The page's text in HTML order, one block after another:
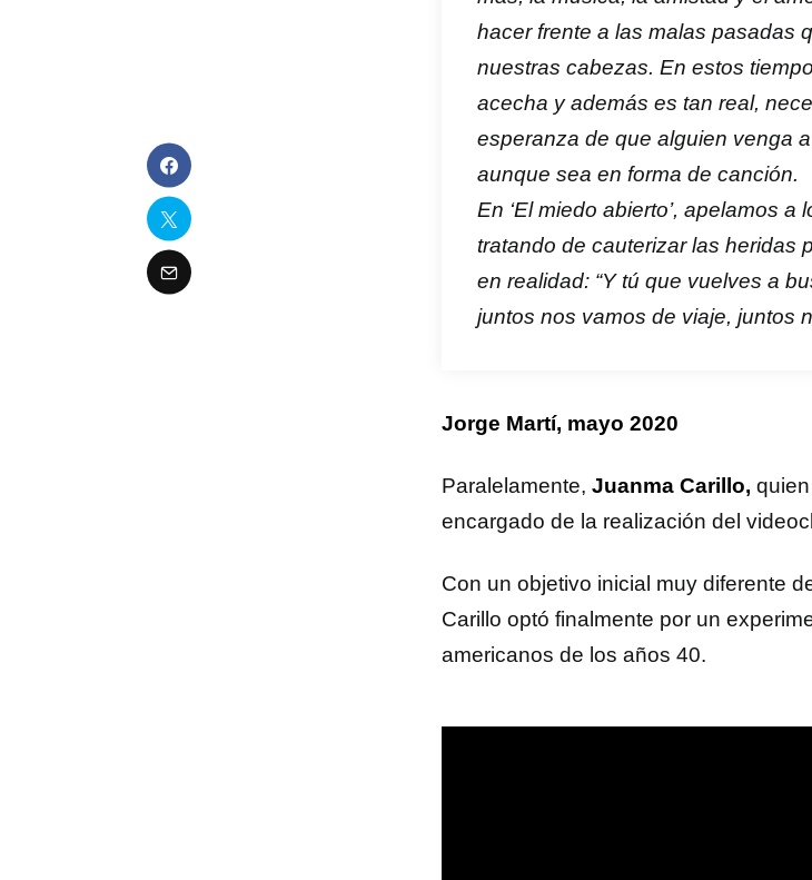
hacer frente a las malas pasadas
nuestras cabezas. En estos
acecha y además es tan real,
esperanza de que alguien venga
aunque sea en forma de canción.
En ‘El miedo abierto’, apelamos
tratando de cauterizar las heridas
en realidad: “Y tú que vuelves a
juntos nos vamos de viaje, juntos
Jorge Martí, mayo 2020
Paralelamente, Juanma Carillo,
encargado de la realización del
Con un objetivo inicial muy diferente
Carillo optó finalmente por un
americanos de los años 40.